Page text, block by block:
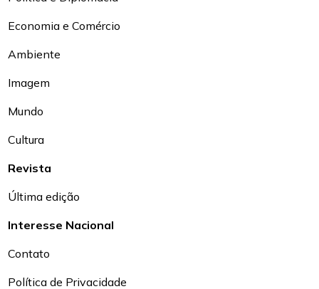
Economia e Comércio
Ambiente
Imagem
Mundo
Cultura
Revista
Última edição
Interesse Nacional
Contato
Política de Privacidade